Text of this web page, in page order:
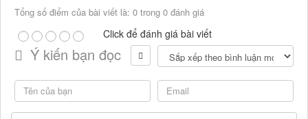
Tổng số điểm của bài viết là: 0 trong 0 đánh giá
Click để đánh giá bài viết
Ý kiến bạn đọc